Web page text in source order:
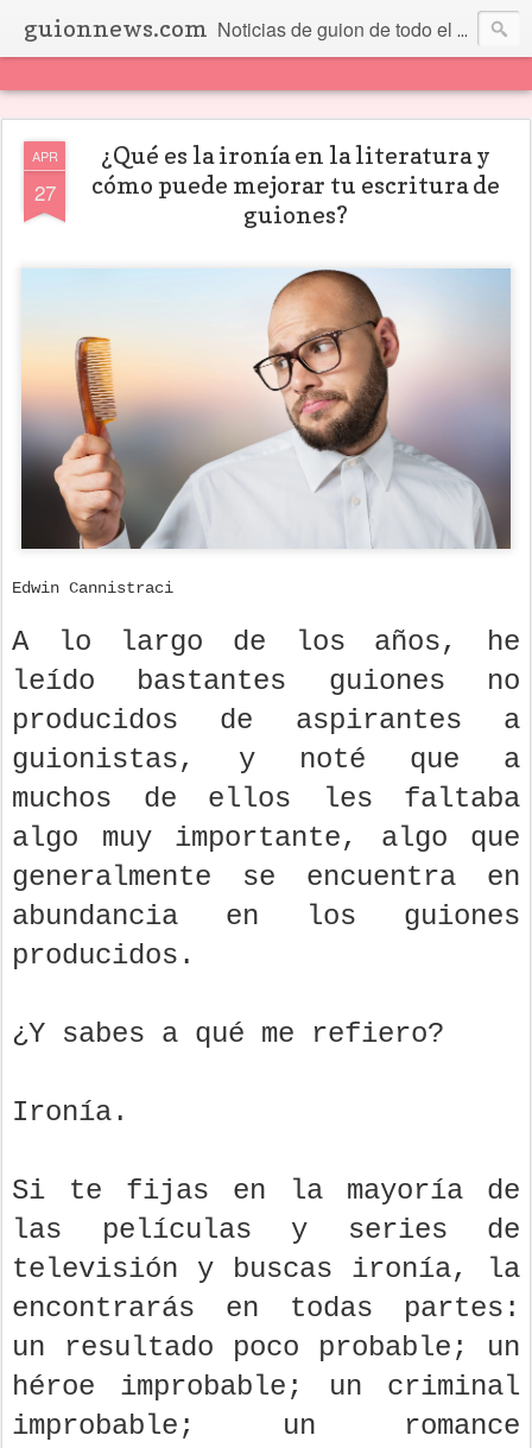
guionnews.com Noticias de guion de todo el mundo... Y más.
APR
27
¿Qué es la ironía en la literatura y
cómo puede mejorar tu escritura de
guiones?
Edwin Cannistraci
A lo largo de los años, he
leído bastantes guiones no
producidos de aspirantes a
guionistas, y noté que a
muchos de ellos les faltaba
algo muy importante, algo que
generalmente se encuentra en
abundancia en los guiones
producidos.
¿Y sabes a qué me refiero?
Ironía.
Si te fijas en la mayoría de
las películas y series de
televisión y buscas ironía, la
encontrarás en todas partes:
un resultado poco probable; un
héroe improbable; un criminal
improbable; un romance